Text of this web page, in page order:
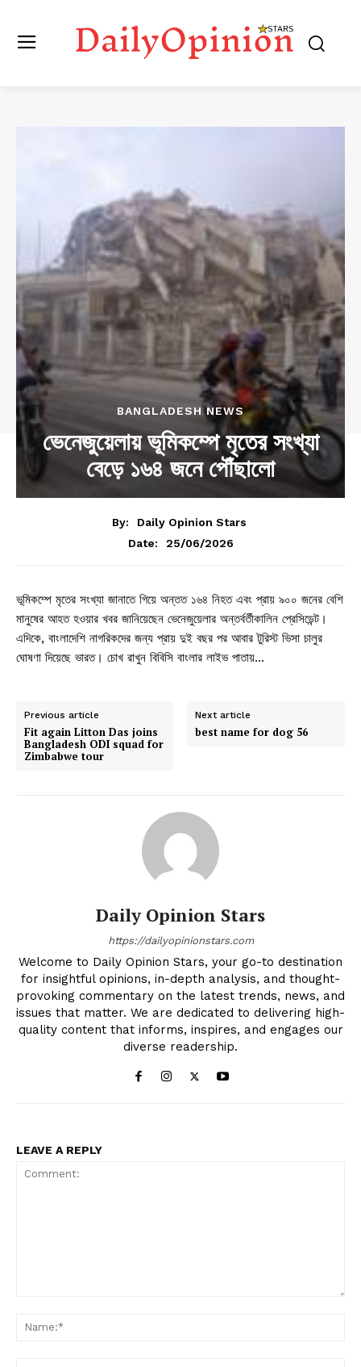
BANGLADESH NEWS
ভেনেজুয়েলায় ভূমিকম্পে মৃতের সংখ্যা
বেড়ে ১৬৪ জনে পৌঁছালো
By:
Daily Opinion Stars
Date:
25/06/2026
ভূমিকম্পে মৃতের সংখ্যা জানাতে গিয়ে অন্তত ১৬৪ নিহত এবং প্রায় ৯০০ জনের বেশি
মানুষের আহত হওয়ার খবর জানিয়েছেন ভেনেজুয়েলার অন্তর্বর্তীকালিন প্রেসিডেন্ট।
এদিকে, বাংলাদেশি নাগরিকদের জন্য প্রায় দুই বছর পর আবার টুরিস্ট ভিসা চালুর
ঘোষণা দিয়েছে ভারত। চোখ রাখুন বিবিসি বাংলার লাইভ পাতায়…
Previous article
Fit again Litton Das joins
Bangladesh ODI squad for
Zimbabwe tour
Next article
best name for dog 56
Daily Opinion Stars
https://dailyopinionstars.com
Welcome to Daily Opinion Stars, your go-to destination
for insightful opinions, in-depth analysis, and thought-
provoking commentary on the latest trends, news, and
issues that matter. We are dedicated to delivering high-
quality content that informs, inspires, and engages our
diverse readership.
LEAVE A REPLY